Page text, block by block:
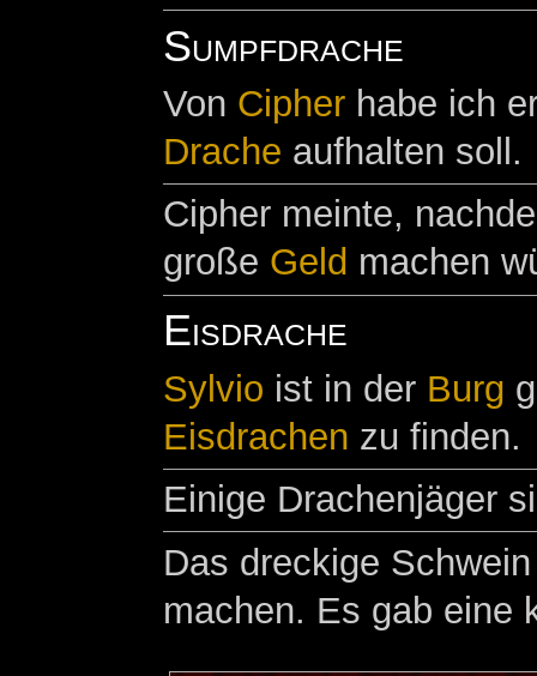
Sumpfdrache
Von Cipherhabe ich
Drache aufhalten soll.
Cipher meinte,
große Geld machen
Eisdrache
Sylvio ist in der Burg
Eisdrachen zu finden.
Einige Drachenjäger
Das dreckige
machen. Es gab eine